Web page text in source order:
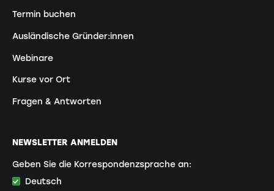
Termin buchen
Ausländische Gründer:innen
Webinare
Kurse vor Ort
Fragen & Antworten
NEWSLETTER ANMELDEN
Geben Sie die Korrespondenzsprache an:
Deutsch